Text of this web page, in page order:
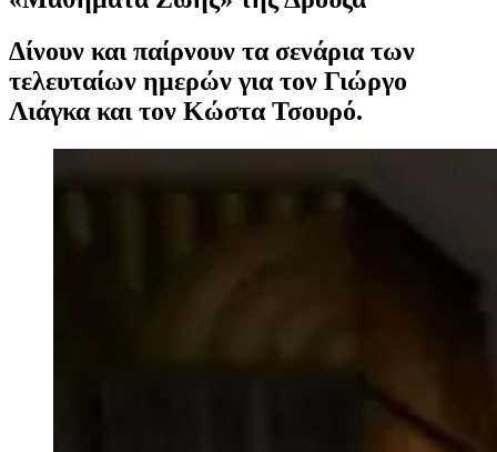
Δίνουν και παίρνουν τα σενάρια των
τελευταίων ημερών για τον Γιώργο
Λιάγκα και τον Κώστα Τσουρό.